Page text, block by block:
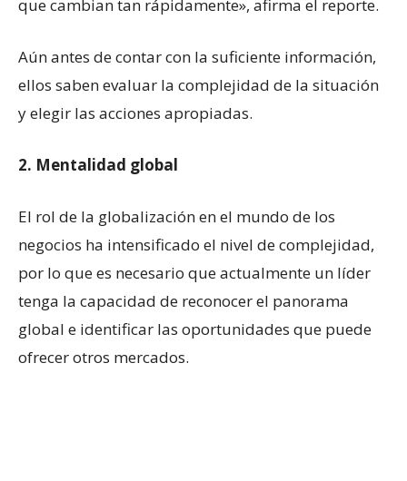
que cambian tan rápidamente», afirma el reporte.
Aún antes de contar con la suficiente información,
ellos saben evaluar la complejidad de la situación
y elegir las acciones apropiadas.
2. Mentalidad global
El rol de la globalización en el mundo de los
negocios ha intensificado el nivel de complejidad,
por lo que es necesario que actualmente un líder
tenga la capacidad de reconocer el panorama
global e identificar las oportunidades que puede
ofrecer otros mercados.